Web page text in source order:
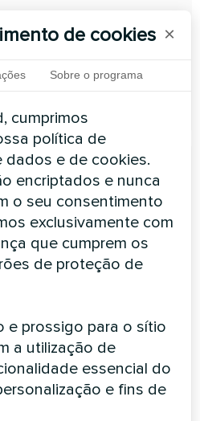
convectoras
Série
de ventiloconvectores de
para interiores
todos os tipos de espaços
espaços de escritório. Os
num estilo moderno para se
ou para serem tão
de cookies ×
Sobre o programa
cumprimos
política de
dados e de cookies.
encriptados e nunca
o seu consentimento
exclusivamente com
que cumprem os
de proteção de
e prossigo para o sítio
a utilização de
essencial do
e fins de